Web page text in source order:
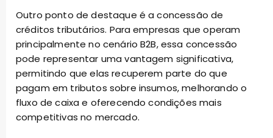
Outro ponto de destaque é a concessão de
créditos tributários. Para empresas que operam
principalmente no cenário B2B, essa concessão
pode representar uma vantagem significativa,
permitindo que elas recuperem parte do que
pagam em tributos sobre insumos, melhorando o
fluxo de caixa e oferecendo condições mais
competitivas no mercado.